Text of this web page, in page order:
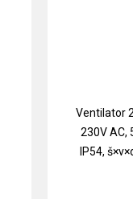
Ventilator
230V AC,
IP54,